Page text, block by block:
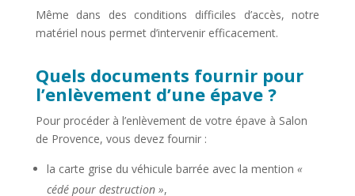
Même dans des conditions difficiles d’accès, notre
matériel nous permet d’intervenir efficacement.
Quels documents fournir pour
l’enlèvement d’une épave ?
Pour procéder à l’enlèvement de votre épave à Salon
de Provence, vous devez fournir :
la carte grise du véhicule barrée avec la mention «
cédé pour destruction »,